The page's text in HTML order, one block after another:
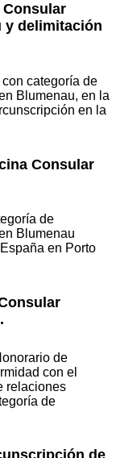
y delimitación
categoría de
Blumenau, en la
en la
Consular
de
Blumenau
en Porto
de
con el
relaciones
de